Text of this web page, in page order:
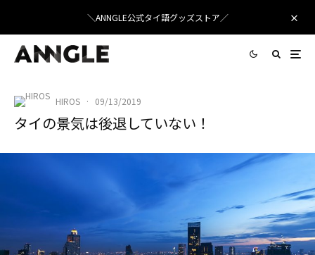
＼ANNGLE公式タイ語グッズストア／
HIROS · 09/13/2019
タイの景気は後退していない！